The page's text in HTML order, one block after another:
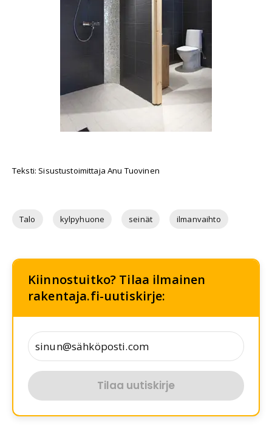
Teksti: Sisustustoimittaja Anu Tuovinen
Talo kylpyhuone seinät ilmanvaihto
Kiinnostuitko? Tilaa ilmainen
rakentaja.fi-uutiskirje:
Tilaa uutiskirje